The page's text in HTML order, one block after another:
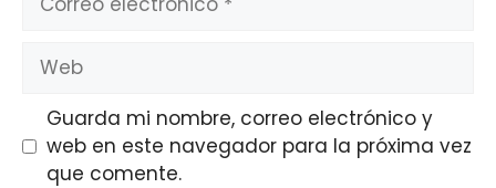
electrónico
Web
Guarda mi nombre, correo electrónico y
web en este navegador para la próxima vez
que comente.